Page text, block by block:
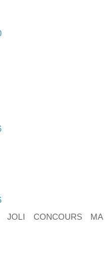
CONCOURS MA